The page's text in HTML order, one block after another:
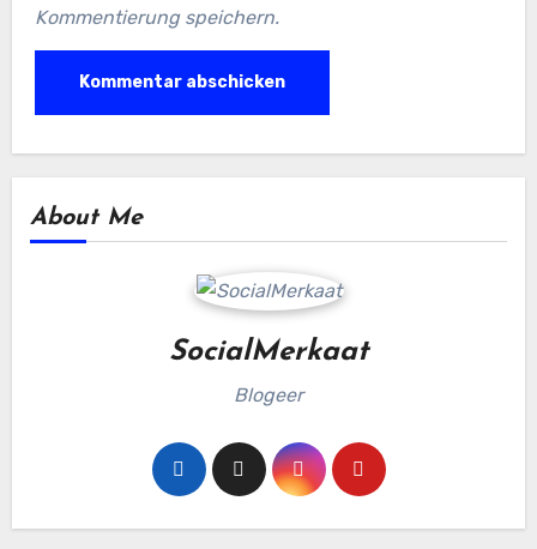
Kommentierung speichern.
About Me
SocialMerkaat
Blogeer